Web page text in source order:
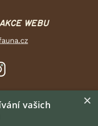
WEBU
×
vašich